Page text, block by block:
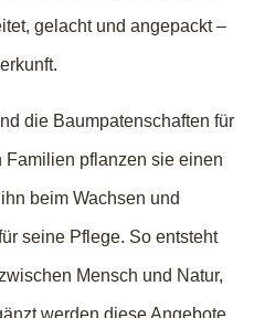
gelacht und angepackt –
die Baumpatenschaften für
Familien pflanzen sie einen
beim Wachsen und
seine Pflege. So entsteht
Mensch und Natur,
werden diese Angebote